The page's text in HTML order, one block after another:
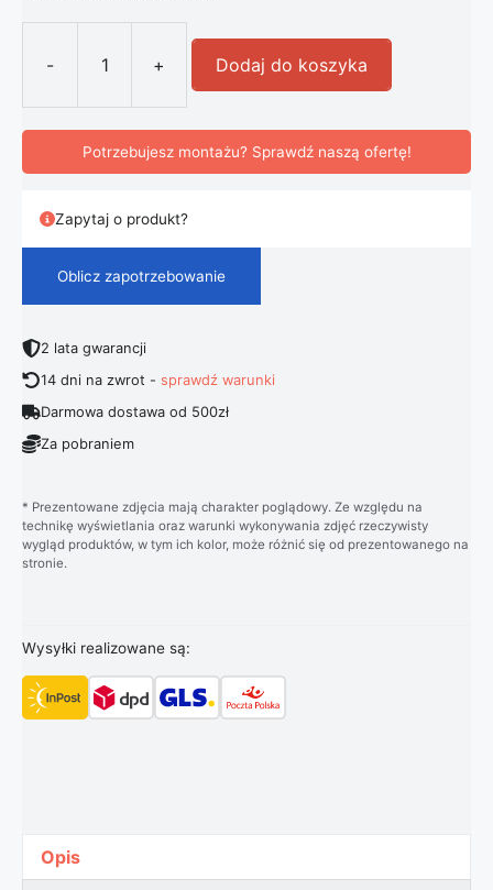
-
ilość Latarnia Solarna 150W Led +
+ Dodaj do koszyka
Potrzebujesz montażu? Sprawdź naszą ofertę!
Zapytaj o produkt?
Oblicz zapotrzebowanie
2 lata gwarancji
14 dni na zwrot -sprawdź warunki
Darmowa dostawa od 500zł
Za pobraniem
* Prezentowane zdjęcia mają charakter poglądowy. Ze względu na
technikę wyświetlania oraz warunki wykonywania zdjęć rzeczywisty
wygląd produktów, w tym ich kolor, może różnić się od prezentowanego na
stronie.
Wysyłki realizowane są:
Opis